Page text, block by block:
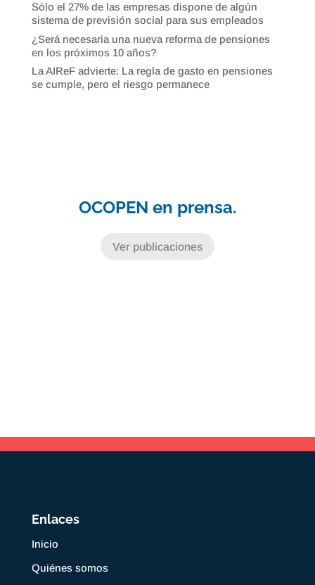
Sólo el 27% de las empresas dispone de algún
sistema de previsión social para sus empleados
¿Será necesaria una nueva reforma de pensiones
en los próximos 10 años?
La AIReF advierte: La regla de gasto en pensiones
se cumple, pero el riesgo permanece
OCOPEN en prensa.
Ver publicaciones
Enlaces
Inicio
Quiénes somos